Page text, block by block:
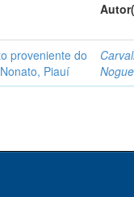
proveniente do
Piauí